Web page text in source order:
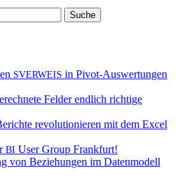
SVERWEIS in Pivot-Auswertungen
Felder endlich richtige
revolutionieren mit dem Excel
BI User Group Frankfurt!
von Beziehungen im Datenmodell